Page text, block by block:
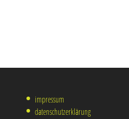
impressum
datenschutzerklärung